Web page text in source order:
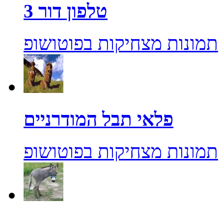
טלפון דור 3
תמונות מצחיקות בפוטושופ
פלאי תבל המודרניים
תמונות מצחיקות בפוטושופ